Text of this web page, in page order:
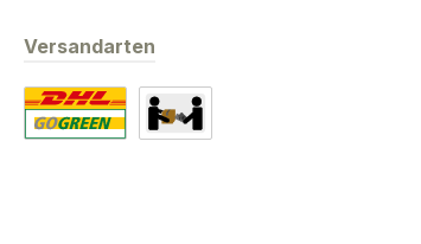
Versandarten